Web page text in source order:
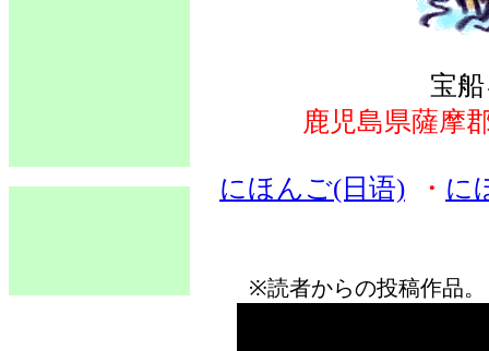
宝
鹿児島県薩摩
にほんご(日语) ・ に
※読者からの投稿作品